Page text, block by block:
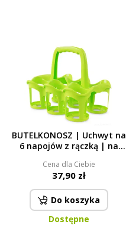
BUTELKONOSZ | Uchwyt na
6 napojów z rączką | na
Cena dla Ciebie
37,90 zł
Do koszyka
Dostępne